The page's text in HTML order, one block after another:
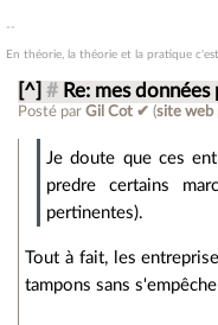
En théorie, la théorie et la pratique
[^] # Re: mes
Posté parGil Cot ✔ (site web
Je doute que ces
predre certains
pertinentes).
Tout à fait, les
tampons sans